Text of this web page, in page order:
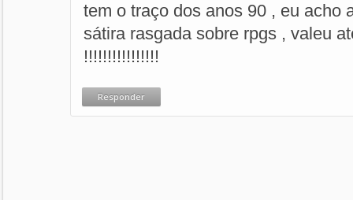
tem o traço dos anos 90 , eu acho
sátira rasgada sobre rpgs , valeu
!!!!!!!!!!!!!!!!
Responder